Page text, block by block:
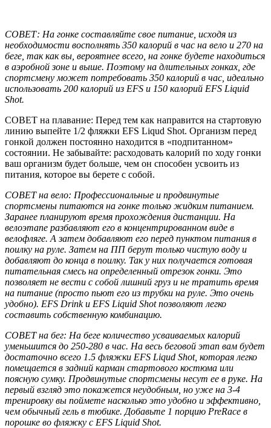
СОВЕТ: На гонке составляйте свое питание, исходя из
необходимости восполнять 350 калорий в час на вело и 270 на
беге, так как вы, вероятнее всего, на гонке будете находиться
в аэробной зоне и выше. Поэтому на длительных гонках, где
спортсмену может потребовать 350 калорий в час, идеально
использовать 200 калорий из EFS и 150 калорий EFS Liquid
Shot.
СОВЕТ на плавание: Перед тем как направится на стартовую
линию выпейте 1/2 фляжки EFS Liqud Shot. Организм перед
гонкой должен постоянно находится в «подпитанном»
состоянии. Не забывайте: расходовать калорий по ходу гонки
ваш организм будет больше, чем он способен усвоить из
питания, которое вы берете с собой.
СОВЕТ на вело: Профессиональные и продвинутые
спортсмены питаются на гонке только жидким питанием.
Заранее планируют время прохождения дистанции. На
велоэтапе разбавляют его в концентрированном виде в
велофляге. А затем добавляют его перед пунктом питания в
поилку на руле. Затем на ПП берут только чистую воду и
добавляют до конца в поилку. Так у них получается готовая
питательная смесь на определенный отрезок гонки. Это
позволяет не вести с собой лишний груз и не тратить время
на питание (просто пьют его из трубки на руле. Это очень
удобно). EFS Drink и EFS Liquid Shot позволяют легко
составить собственную комбинацию.
СОВЕТ на бег: На беге количество усваиваемых калорий
уменьшится до 250-280 в час. На весь беговой этап вам будет
достаточно всего 1.5 фляжки EFS Liqud Shot, которая легко
помещается в задний карман стартового костюма или
поясную сумку. Продвинутые спортсмены несут ее в руке. На
первый взгляд это покажется неудобным, но уже на 3-4
тренировку вы поймете насколько это удобно и эффективно,
чем обычный гель в тюбике. Добавьте 1 порцию PreRace в
порошке во фляжку с EFS Liquid Shot.